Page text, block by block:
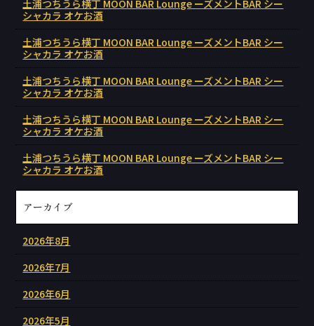
土浦つちうら横丁 MOON BAR Lounge ーズメントBAR シー
シャカラ オケお酒
土浦つちうら横丁 MOON BAR Lounge ーズメントBAR シー
シャカラ オケお酒
土浦つちうら横丁 MOON BAR Lounge ーズメントBAR シー
シャカラ オケお酒
土浦つちうら横丁 MOON BAR Lounge ーズメントBAR シー
シャカラ オケお酒
土浦つちうら横丁 MOON BAR Lounge ーズメントBAR シー
シャカラ オケお酒
アーカイブ
2026年8月
2026年7月
2026年6月
2026年5月